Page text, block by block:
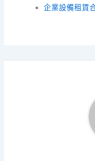
企業設備租賃